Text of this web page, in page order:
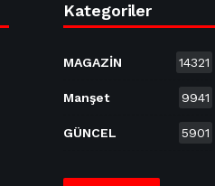
Kategoriler
MAGAZİN 14321
Manşet 9941
GÜNCEL 5901